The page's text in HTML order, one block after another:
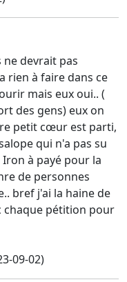
ne devrait pas
rien à faire dans ce
mais eux oui.. (
des gens) eux on
petit cœur est parti,
qui n'a pas su
à payé pour la
de personnes
bref j'ai la haine de
chaque pétition pour
09-02)